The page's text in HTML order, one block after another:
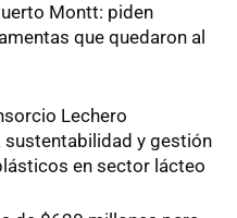
Montt: piden
que quedaron al
Lechero
sustentabilidad y gestión
en sector lácteo